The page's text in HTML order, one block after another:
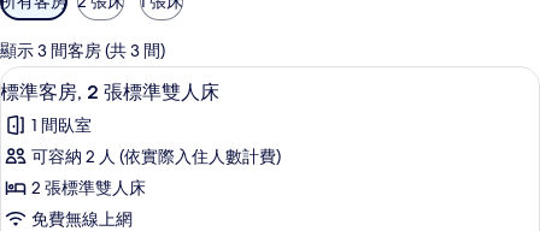
用
的
客
房
篩
選
條
顯示 3 間客房 (共 3 間)
顯
示
標
準
客
標準客房, 2 張標準雙人床 | 書桌、熨
6
標準客房, 2 張標準雙人床
1 間臥室
可容納 2 人 (依實際入住人數計費)
2 張標準雙人床
免費無線上網